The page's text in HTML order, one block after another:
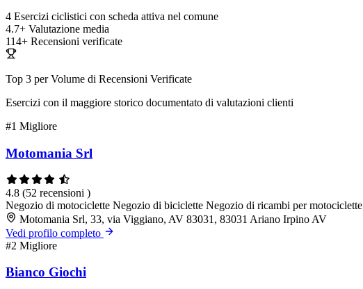
4 Esercizi ciclistici con scheda attiva nel comune
4.7+ Valutazione media
114+ Recensioni verificate
Top 3 per Volume di Recensioni Verificate
Esercizi con il maggiore storico documentato di valutazioni clienti
#1 Migliore
Motomania Srl
4.8 (52 recensioni )
Negozio di motociclette Negozio di biciclette Negozio di ricambi per motociclette
Motomania Srl, 33, via Viggiano, AV 83031, 83031 Ariano Irpino AV
Vedi profilo completo
#2 Migliore
Bianco Giochi